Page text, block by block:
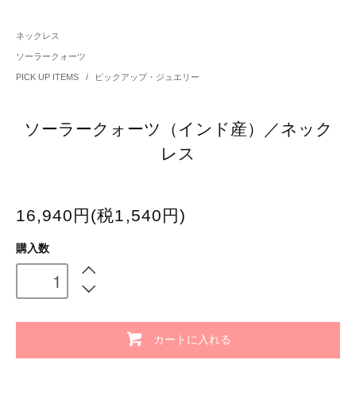
ネックレス
ソーラークォーツ
PICK UP ITEMS / ピックアップ・ジュエリー
ソーラークォーツ（インド産）／ネック
レス
16,940円(税1,540円)
購入数
カートに入れる